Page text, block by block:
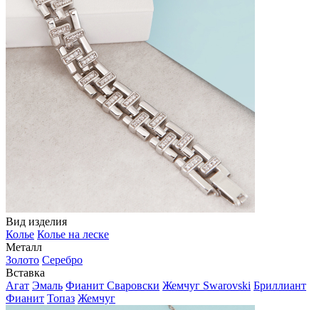
Вид изделия
Колье Колье на леске
Металл
Золото Серебро
Вставка
Агат Эмаль Фианит Сваровски Жемчуг Swarovski Бриллиант
Фианит Топаз Жемчуг